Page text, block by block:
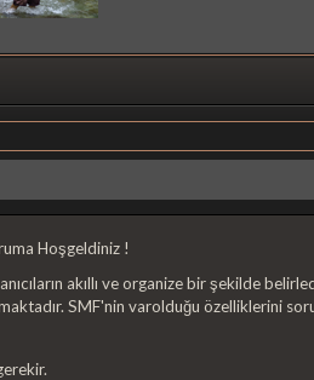
Hoşgeldiniz !
akıllı ve organize bir şekilde
SMF'nin varolduğu özelliklerini